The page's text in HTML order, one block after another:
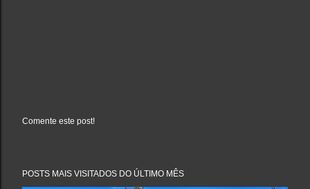
a
Comente este post!
POSTS MAIS VISITADOS DO ÚLTIMO MÊS